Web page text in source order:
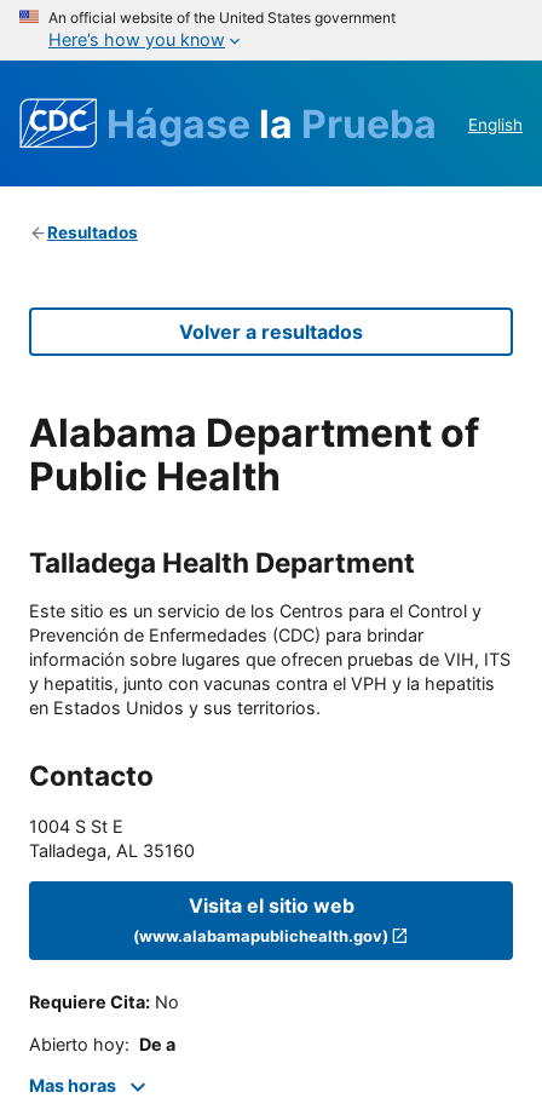
An official website of the United States government
Here’s how you know
Hágase la Prueba English
Resultados
Volver a resultados
Alabama Department of
Public Health
Talladega Health Department
Este sitio es un servicio de los Centros para el Control y
Prevención de Enfermedades (CDC) para brindar
información sobre lugares que ofrecen pruebas de VIH, ITS
y hepatitis, junto con vacunas contra el VPH y la hepatitis
en Estados Unidos y sus territorios.
Contacto
1004 S St E
Talladega, AL 35160
Visita el sitio web
(www.alabamapublichealth.gov)
Requiere Cita: No
Abierto hoy: De a
Mas horas